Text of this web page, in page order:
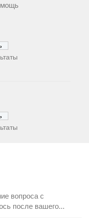
вопроса с
после вашего...